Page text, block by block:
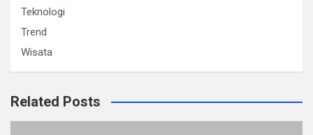
Teknologi
Trend
Wisata
Related Posts